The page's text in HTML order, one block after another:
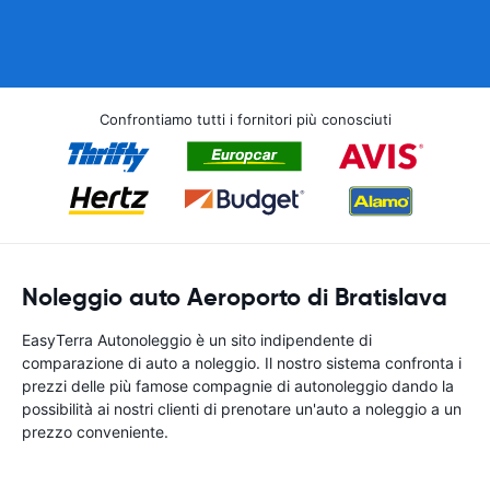
Confrontiamo tutti i fornitori più conosciuti
Noleggio auto Aeroporto di Bratislava
EasyTerra Autonoleggio è un sito indipendente di
comparazione di auto a noleggio. Il nostro sistema confronta i
prezzi delle più famose compagnie di autonoleggio dando la
possibilità ai nostri clienti di prenotare un'auto a noleggio a un
prezzo conveniente.